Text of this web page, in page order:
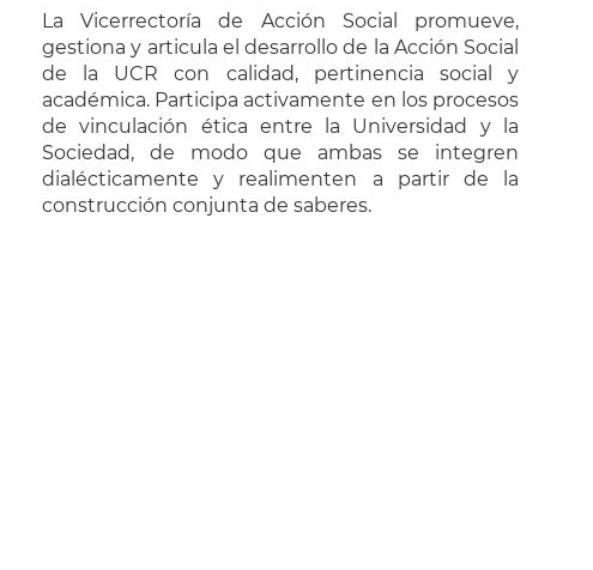
La Vicerrectoría de Acción Social promueve,
gestiona y articula el desarrollo de la Acción Social
de la UCR con calidad, pertinencia social y
académica. Participa activamente en los procesos
de vinculación ética entre la Universidad y la
Sociedad, de modo que ambas se integren
dialécticamente y realimenten a partir de la
construcción conjunta de saberes.